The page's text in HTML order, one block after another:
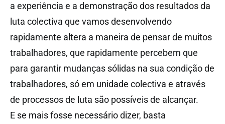
a experiência e a demonstração dos resultados da
luta colectiva que vamos desenvolvendo
rapidamente altera a maneira de pensar de muitos
trabalhadores, que rapidamente percebem que
para garantir mudanças sólidas na sua condição de
trabalhadores, só em unidade colectiva e através
de processos de luta são possíveis de alcançar.
E se mais fosse necessário dizer, basta